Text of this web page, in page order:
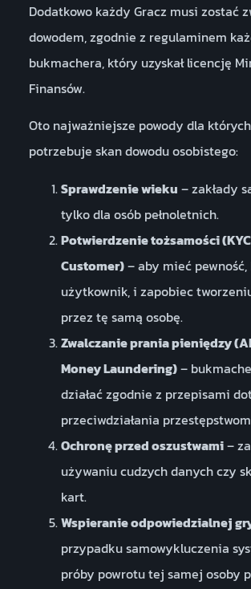
Dodatkowo każdy Gracz musi zostać
dowodem, zgodnie z regulaminem
bukmachera, który uzyskał licencję
Finansów.
Oto najważniejsze powody dla
potrzebuje skan dowodu osobistego:
Sprawdzenie wieku – zakłady
tylko dla osób pełnoletnich.
Potwierdzenie tożsamości
Customer)– aby mieć
użytkownik, i zapobiec
przez tę samą osobę.
Zwalczanie prania pieniędzy
Money Laundering)–
działać zgodnie z przepisami
przeciwdziałania
Ochronę przed oszustwami–
używaniu cudzych danych czy
kart.
Wspieranie odpowiedzialnej
przypadku samowykluczenia
próby powrotu tej samej osoby